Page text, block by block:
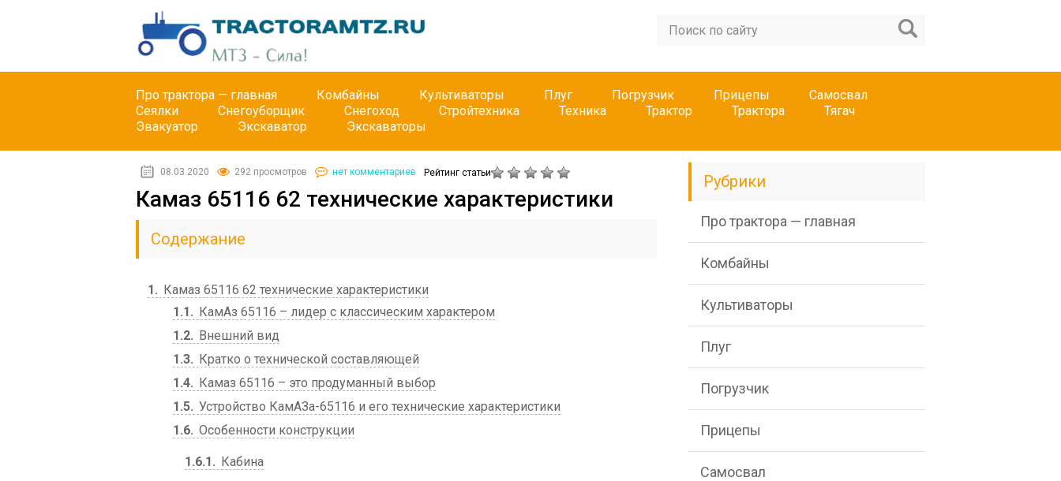
Про трактора — главная Комбайны Культиваторы Плуг Погрузчик Прицепы
Самосвал
Сеялки
Снегоуборщик Снегоход Стройтехника Техника Трактор Трактора
Тягач
Эвакуатор
Экскаватор Экскаваторы
08.03.2020 292 просмотров нет комментариев Рейтинг статьи
Камаз 65116 62 технические характеристики
Содержание
1
Камаз 65116 62 технические характеристики
1.1
КамАз 65116 – лидер с классическим характером
1.2
Внешний вид
1.3
Кратко о технической составляющей
1.4
Камаз 65116 – это продуманный выбор
1.5 Устройство КамАЗа-65116 и его технические характеристики
1.6 Особенности конструкции
1.6.1 Кабина
Рубрики
Про трактора — главная
Комбайны
Культиваторы
Плуг
Погрузчик
Прицепы
Самосвал